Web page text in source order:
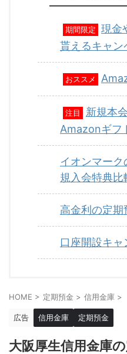
期間限定
現金
貰えるキャン
おススメ
注目
新規本
Amazonギフ
イオンマー
規入会特典比
高金利の定期
口座開設キ
HOME > 定期預金 > 信用金庫 >
広告 信用金庫 定期預金
大阪厚生信用金庫